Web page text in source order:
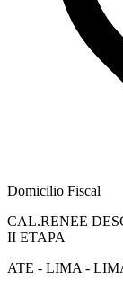
Domicilio Fiscal
CAL.RENEE
II ETAPA
ATE - LIMA -